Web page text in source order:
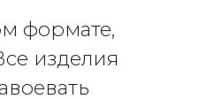
формате,
изделия